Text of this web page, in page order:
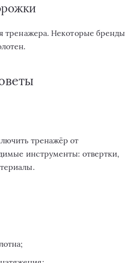
тренажера. Некоторые бренды
тренажёр от
инструменты: отвертки,